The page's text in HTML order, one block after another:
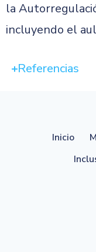
la
incluyendo el
Referencias
Inicio